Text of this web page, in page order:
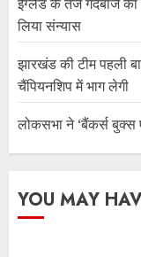
लिया संन्यास
झारखंड की टीम पहली
चैंपियनशिप में भाग लेगी
लोकसभा ने ‘बैंकर्स बुक्स
YOU MAY